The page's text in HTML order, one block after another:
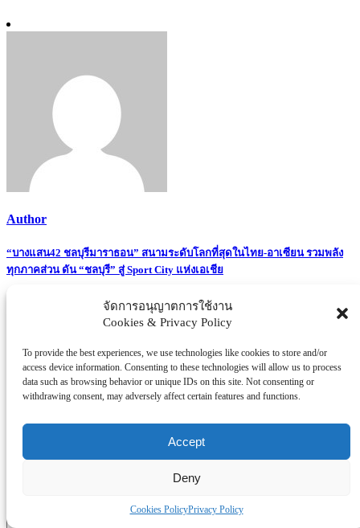
จัดการอนุญาตการใช้งาน
Cookies & Privacy Policy
To provide the best experiences, we use technologies like cookies to store and/or
access device information. Consenting to these technologies will allow us to process
data such as browsing behavior or unique IDs on this site. Not consenting or
withdrawing consent, may adversely affect certain features and functions.
Accept
Deny
Cookies PolicyPrivacy Policy
Author
Post
navigation
“บางแสน42 ชลบุรีมาราธอน” สนามระดับโลกที่สุดในไทย-อาเซียน รวมพลัง
ทุกภาคส่วน ดัน “ชลบุรี” สู่ Sport City แห่งเอเชีย
Related Posts
Leave a Reply
Your email address will not be published. Required fields are